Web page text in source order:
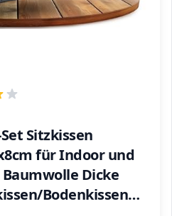
Sitzkissen
für Indoor und
Dicke
Bodenkissen